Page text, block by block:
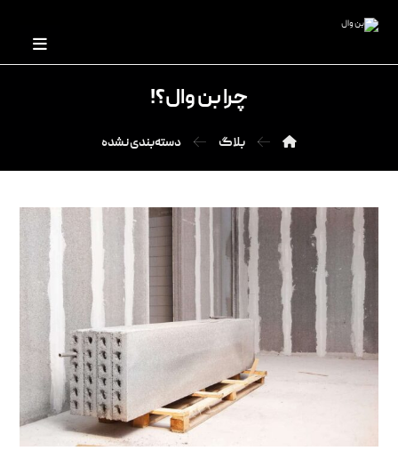
چرا بن وال؟!
بلاگ دسته‌بندی نشده